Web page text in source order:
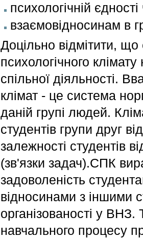
психологічній
взаємовідносинам в
Доцільно відмітити,
психологічного
спільної діяльності.
клімат - це система
даній групі людей.
студентів групи друг
залежності студентів
(зв'язки задач).СПК
задоволеність
відносинами з іншими
організованості у ВНЗ.
навчального процесу